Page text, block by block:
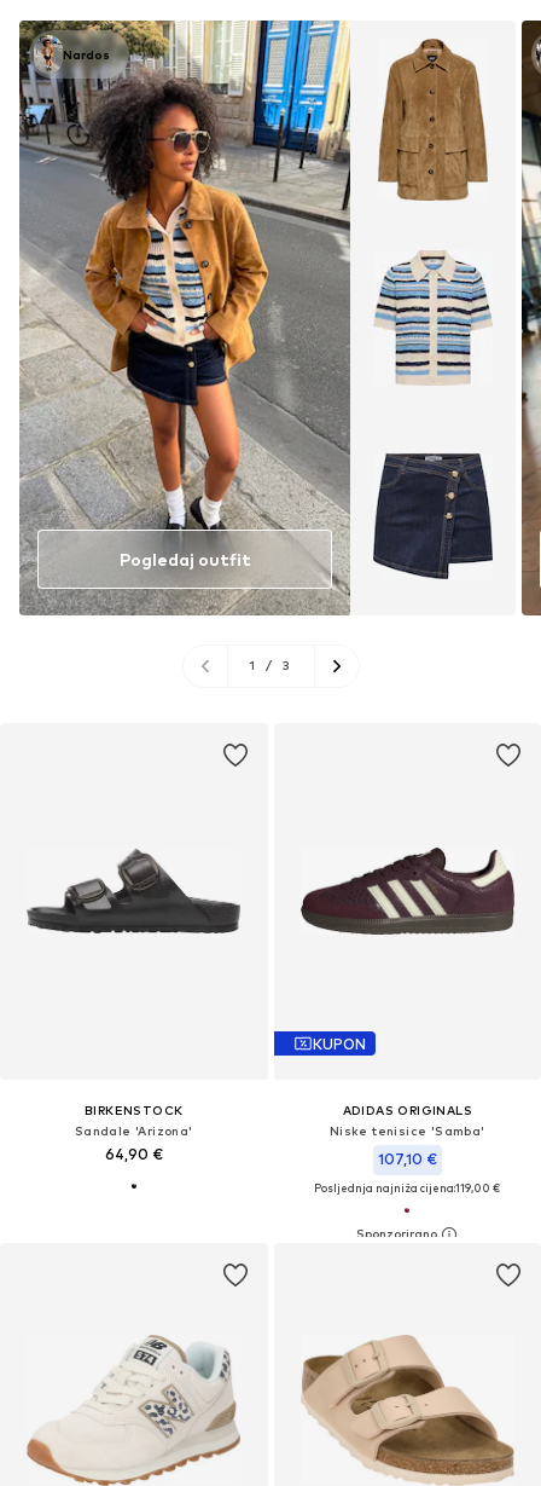
Nardos
Pogledaj outfit
1 / 3
BIRKENSTOCK
Sandale 'Arizona'
64,90 €
KUPON
ADIDAS ORIGINALS
Niske tenisice 'Samba'
107,10 €
Posljednja najniža cijena:119,00 €